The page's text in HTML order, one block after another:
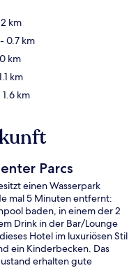
km
- 0.7 km
km
km
1.6 km
Parcs
einen Wasserpark
mal 5 Minuten entfernt:
baden, in einem der 2
Drink in der Bar/Lounge
Hotel im luxuriösen Stil
ein Kinderbecken. Das
erhalten gute